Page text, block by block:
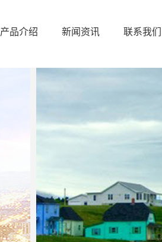
产品介绍 新闻资讯 联系我们